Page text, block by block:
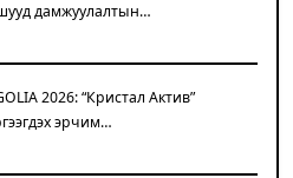
дамжуулалтын…
2026: “Кристал Актив”
эрчим…